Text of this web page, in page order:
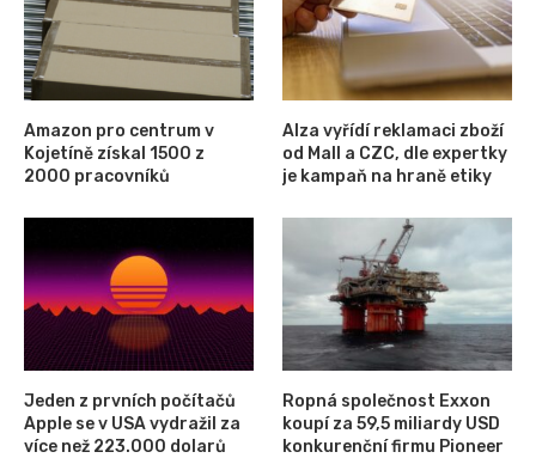
Amazon pro centrum v
Kojetíně získal 1500 z
2000 pracovníků
Alza vyřídí reklamaci zboží
od Mall a CZC, dle expertky
je kampaň na hraně etiky
Jeden z prvních počítačů
Apple se v USA vydražil za
více než 223.000 dolarů
Ropná společnost Exxon
koupí za 59,5 miliardy USD
konkurenční firmu Pioneer